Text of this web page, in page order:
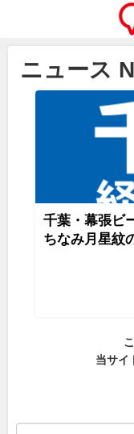
ニュース
千葉・幕張ビ
ちなみ月星紋
当サイ